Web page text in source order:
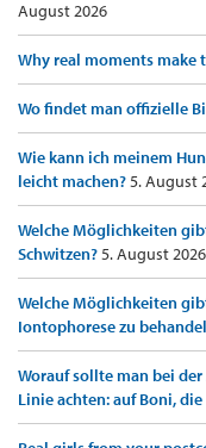
August 2026
Why real moments make
Wo findet man offizielle
Wie kann ich meinem
leicht machen?5. August
Welche Möglichkeiten
Schwitzen?5. August 2026
Welche Möglichkeiten
Iontophorese zu
Worauf sollte man bei
Linie achten: auf Boni,